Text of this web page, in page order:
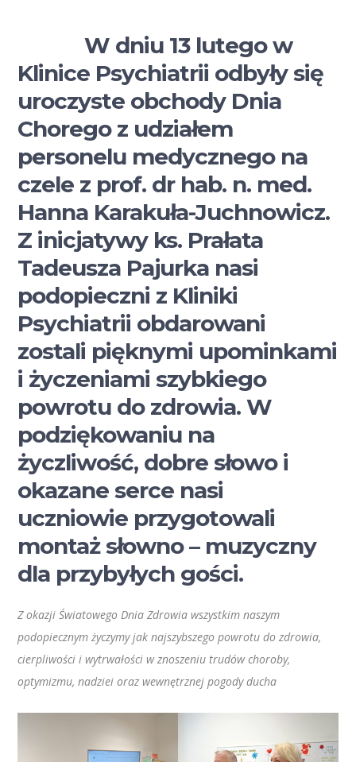
W dniu 13 lutego w
Klinice Psychiatrii odbyły się
uroczyste obchody Dnia
Chorego z udziałem
personelu medycznego na
czele z prof. dr hab. n. med.
Hanna Karakuła-Juchnowicz.
Z inicjatywy ks. Prałata
Tadeusza Pajurka nasi
podopieczni z Kliniki
Psychiatrii obdarowani
zostali pięknymi upominkami
i życzeniami szybkiego
powrotu do zdrowia. W
podziękowaniu na
życzliwość, dobre słowo i
okazane serce nasi
uczniowie przygotowali
montaż słowno – muzyczny
dla przybyłych gości.
Z okazji Światowego Dnia Zdrowia wszystkim naszym
podopiecznym życzymy jak najszybszego powrotu do zdrowia,
cierpliwości i wytrwałości w znoszeniu trudów choroby,
optymizmu, nadziei oraz wewnętrznej pogody ducha